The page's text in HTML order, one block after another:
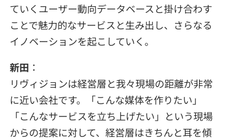
ていくユーザー動向データベースと掛け合わす
ことで魅力的なサービスと生み出し、さらなる
イノベーションを起こしていく。
新田 ：
リヴィジョンは経営層と我々現場の距離が非常
に近い会社です。「こんな媒体を作りたい」
「こんなサービスを立ち上げたい」という現場
からの提案に対して、経営層はきちんと耳を傾